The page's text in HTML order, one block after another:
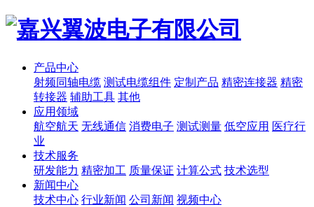
产品中心
射频同轴电缆 测试电缆组件 定制产品 精密连接器 精密
转接器 辅助工具 其他
应用领域
航空航天 无线通信 消费电子 测试测量 低空应用 医疗行
业
技术服务
研发能力 精密加工 质量保证 计算公式 技术选型
新闻中心
技术中心 行业新闻 公司新闻 视频中心